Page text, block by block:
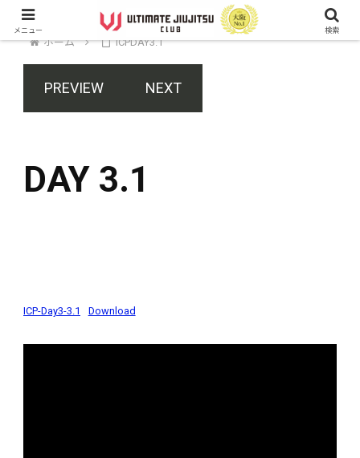
ホーム ICPDAY3.1
PREVIEW NEXT
DAY 3.1
ICP-Day3-3.1 Download
メニュー 検索